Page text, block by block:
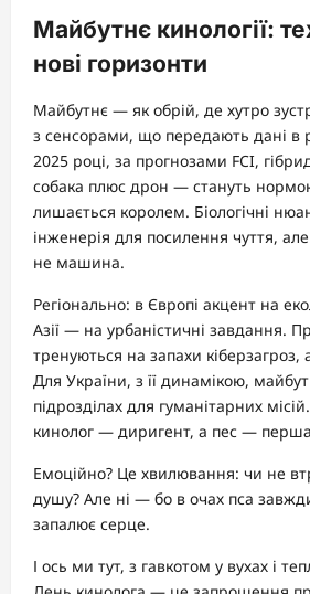
Майбутнє кинології:
нові горизонти
Майбутнє — як обрій, де хутро
з сенсорами, що передають дані в
2025 році, за прогнозами FCI,
собака плюс дрон — стануть
лишається королем. Біологічні
інженерія для посилення чуття,
не машина.
Регіонально: в Європі акцент на
Азії — на урбаністичні завдання.
тренуються на запахи кіберзагроз,
Для України, з її динамікою,
підрозділах для гуманітарних
кинолог — диригент, а пес —
Емоційно? Це хвилювання: чи не
душу? Але ні — бо в очах пса
запалює серце.
І ось ми тут, з гавкотом у вухах і